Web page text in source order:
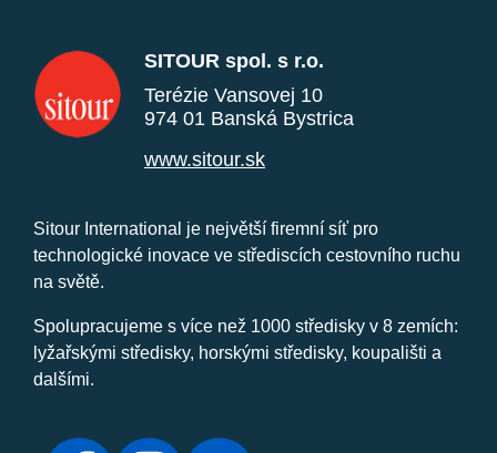
SITOUR spol. s r.o.
Terézie Vansovej 10
974 01 Banská Bystrica
www.sitour.sk
Sitour International je největší firemní síť pro
technologické inovace ve střediscích cestovního ruchu
na světě.
Spolupracujeme s více než 1000 středisky v 8 zemích:
lyžařskými středisky, horskými středisky, koupališti a
dalšími.